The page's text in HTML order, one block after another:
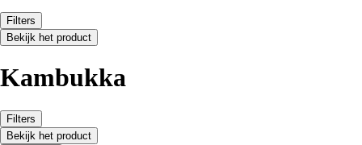
Filters
Bekijk het product
Kambukka
Filters
Bekijk het product